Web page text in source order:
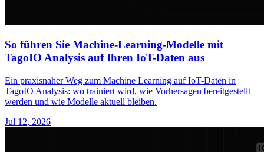
So führen Sie Machine-Learning-Modelle mit
TagoIO Analysis auf Ihren IoT-Daten aus
Ein praxisnaher Weg zum Machine Learning auf IoT-Daten in
TagoIO Analysis: wo trainiert wird, wie Vorhersagen bereitgestellt
werden und wie Modelle aktuell bleiben.
Jul 12, 2026